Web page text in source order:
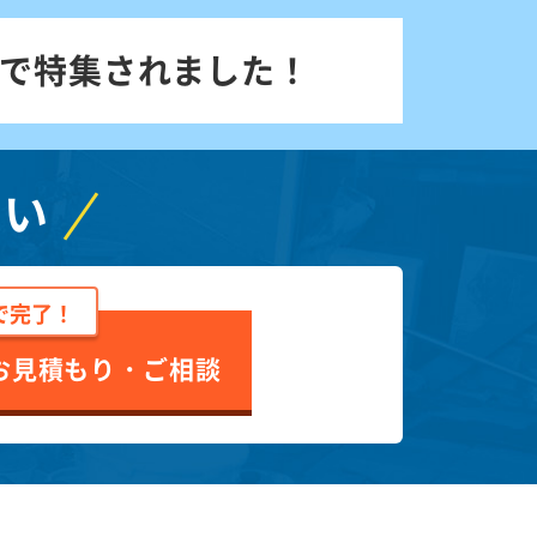
特集されました！
完了！
見積もり・ご相談